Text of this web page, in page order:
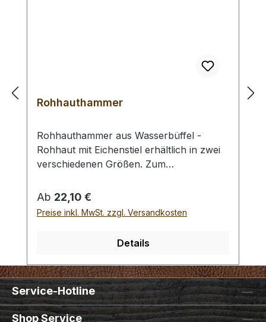
Rohhauthammer
Rohhauthammer aus Wasserbüffel -
Rohhaut mit Eichenstiel erhältlich in zwei
verschiedenen Größen. Zum
Locheisen, Punziereisen, etc.
Auswahlliste:#1 Gesamtgewicht: 295
Gramm / Kopf - Ø : 48 mm / Gesamtlänge
Kopf - Ø : 42 mm / Gesamtlänge : 290 mm
- Bei einer Bestellung 1 Stück erhalten Sie
1 Rohhauthammer der gewählten Größe.
Regulärer Preis:
Ab 22,10 €
Preise inkl. MwSt. zzgl. Versandkosten
Details
Service-Hotline
Shop Service